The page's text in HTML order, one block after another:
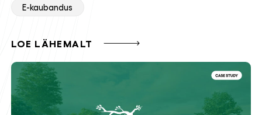
E-kaubandus
LOE LÄHEMALT